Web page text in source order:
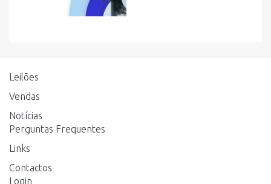
Leilões
Vendas
Notícias
Perguntas Frequentes
Links
Contactos
Login